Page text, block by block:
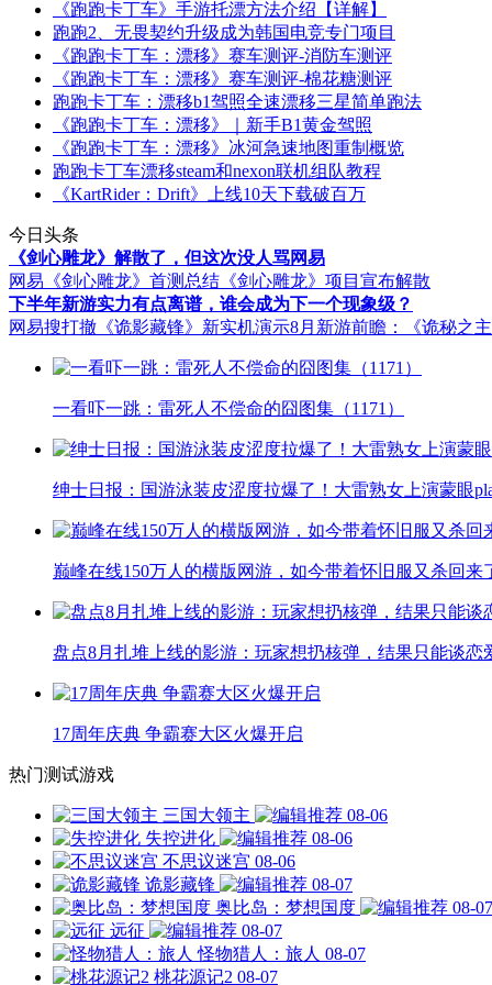
《跑跑卡丁车》手游托漂方法介绍【详解】
跑跑2、无畏契约升级成为韩国电竞专门项目
《跑跑卡丁车：漂移》赛车测评-消防车测评
《跑跑卡丁车：漂移》赛车测评-棉花糖测评
跑跑卡丁车：漂移b1驾照全速漂移三星简单跑法
《跑跑卡丁车：漂移》｜新手B1黄金驾照
《跑跑卡丁车：漂移》冰河急速地图重制概览
跑跑卡丁车漂移steam和nexon联机组队教程
《KartRider：Drift》上线10天下载破百万
今日头条
《剑心雕龙》解散了，但这次没人骂网易
网易《剑心雕龙》首测总结 《剑心雕龙》项目宣布解散
下半年新游实力有点离谱，谁会成为下一个现象级？
网易搜打撤《诡影藏锋》新实机演示8月新游前瞻：《诡秘之
一看吓一跳：雷死人不偿命的囧图集（1171）
绅士日报：国游泳装皮涩度拉爆了！大雷熟女上演蒙眼
巅峰在线150万人的横版网游，如今带着怀旧服又杀回来
盘点8月扎堆上线的影游：玩家想扔核弹，结果只能谈恋
17周年庆典 争霸赛大区火爆开启
热门测试游戏
三国大领主
08-06
失控进化
08-06
不思议迷宫 08-06
诡影藏锋
08-07
奥比岛：梦想国度
08-07
远征
08-07
怪物猎人：旅人 08-07
桃花源记2 08-07